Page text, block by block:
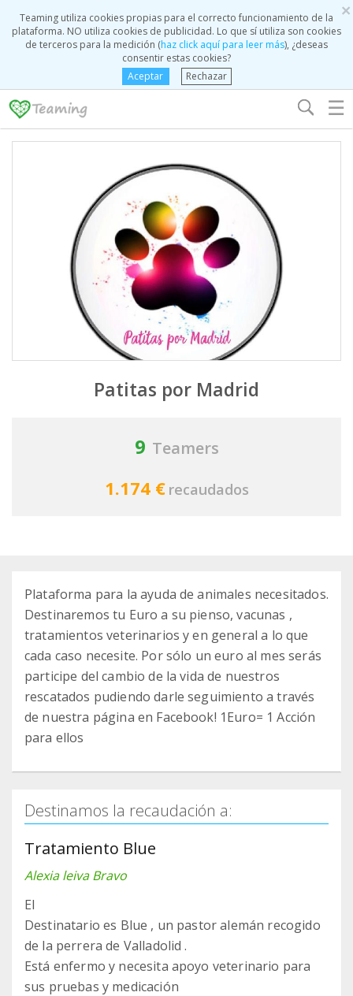
×
Teaming utiliza cookies propias para el correcto funcionamiento de la
plataforma. NO utiliza cookies de publicidad. Lo que sí utiliza son cookies
de terceros para la medición (haz click aquí para leer más), ¿deseas
consentir estas cookies?
Aceptar
Rechazar
☰
Patitas por Madrid
9 Teamers
1.174 € recaudados
Plataforma para la ayuda de animales necesitados.
Destinaremos tu Euro a su pienso, vacunas ,
tratamientos veterinarios y en general a lo que
cada caso necesite. Por sólo un euro al mes serás
participe del cambio de la vida de nuestros
rescatados pudiendo darle seguimiento a través
de nuestra página en Facebook! 1Euro= 1 Acción
para ellos
Destinamos la recaudación a:
Tratamiento Blue
Alexia leiva Bravo
El
Destinatario es Blue , un pastor alemán recogido
de la perrera de Valladolid .
Está enfermo y necesita apoyo veterinario para
sus pruebas y medicación